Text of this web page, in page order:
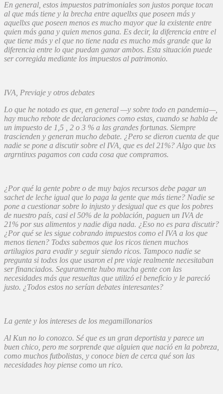
En general, estos impuestos patrimoniales son justos porque tocan
al que más tiene y la brecha entre aquellxs que poseen más y
aquellxs que poseen menos es mucho mayor que la existente entre
quien más gana y quien menos gana. Es decir, la diferencia entre el
que tiene más y el que no tiene nada es mucho más grande que la
diferencia entre lo que puedan ganar ambos. Esta situación puede
ser corregida mediante los impuestos al patrimonio.
IVA, Previaje y otros debates
Lo que he notado es que, en general —y sobre todo en pandemia—,
hay mucho rebote de declaraciones como estas, cuando se habla de
un impuesto de 1,5 , 2 o 3 % a las grandes fortunas. Siempre
trascienden y generan mucho debate. ¿Pero se dieron cuenta de que
nadie se pone a discutir sobre el IVA, que es del 21%? Algo que lxs
argrntinxs pagamos con cada cosa que compramos.
¿Por qué la gente pobre o de muy bajos recursos debe pagar un
sachet de leche igual que lo paga la gente que más tiene? Nadie se
pone a cuestionar sobre lo injusto y desigual que es que los pobres
de nuestro país, casi el 50% de la población, paguen un IVA de
21% por sus alimentos y nadie diga nada. ¿Eso no es para discutir?
¿Por qué se les sigue cobrando impuestos como el IVA a los que
menos tienen? Todxs sabemos que los ricos tienen muchos
artilugios para evadir y seguir siendo ricos. Tampoco nadie se
pregunta si todxs los que usaron el pre viaje realmente necesitaban
ser financiados. Seguramente hubo mucha gente con las
necesidades más que resueltas que utilizó el beneficio y le pareció
justo. ¿Todos estos no serían debates interesantes?
La gente y los intereses de los megamillonarios
Al Kun no lo conozco. Sé que es un gran deportista y parece un
buen chico, pero me sorprende que alguien que nació en la pobreza,
como muchos futbolistas, y conoce bien de cerca qué son las
necesidades hoy piense como un rico.